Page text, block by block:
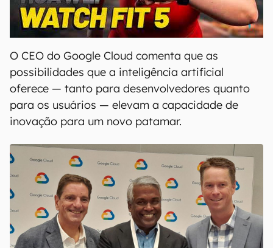
00:00/04:51
O CEO do Google Cloud comenta que as
possibilidades que a inteligência artificial
oferece — tanto para desenvolvedores quanto
para os usuários — elevam a capacidade de
inovação para um novo patamar.